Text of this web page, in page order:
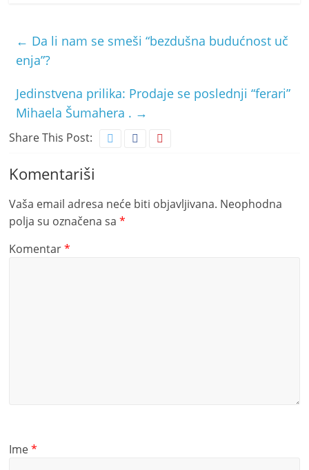
← Da li nam se smeši “bezdušna budućnost uč
enja”?
Jedinstvena prilika: Prodaje se poslednji “ferari”
Mihaela Šumahera . →
Share This Post:
Komentariši
Vaša email adresa neće biti objavljivana. Neophodna
polja su označena sa*
Komentar*
Ime*